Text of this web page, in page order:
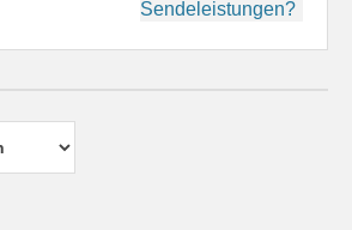
Sendeleistungen?